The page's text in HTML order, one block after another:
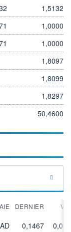
1,5132
1,0000
1,0000
1,8097
1,8099
1,8297
50,4600
DERNIER
0,1467